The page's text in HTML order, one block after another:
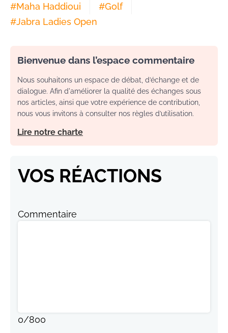
#Maha Haddioui #Golf
#Jabra Ladies Open
Bienvenue dans l’espace commentaire
Nous souhaitons un espace de débat, d’échange et de
dialogue. Afin d'améliorer la qualité des échanges sous
nos articles, ainsi que votre expérience de contribution,
nous vous invitons à consulter nos règles d’utilisation.
Lire notre charte
VOS RÉACTIONS
Commentaire
0/800